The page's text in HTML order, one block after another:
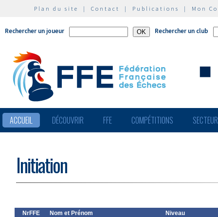
Plan du site | Contact | Publications | Mon
Rechercher un joueur Rechercher un club
ACCUEIL DÉCOUVRIR FFE COMPÉTITIONS
Initiation
NrFFE Nom et Prénom Niveau